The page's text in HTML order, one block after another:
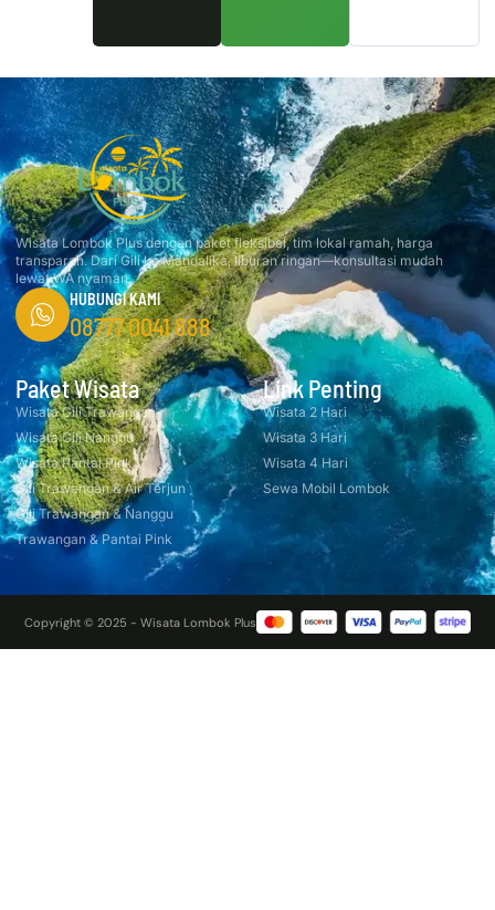
Wisata Lombok Plus dengan paket fleksibel, tim lokal ramah, harga
transparan. Dari Gili ke Mandalika, liburan ringan—konsultasi mudah
lewat WA nyaman.
HUBUNGI KAMI
08777 0041 888
Paket Wisata
Wisata Gili Trawangan
Wisata Gili Nanggu
Wisata Pantai Pink
Gili Trawangan & Air Terjun
Gili Trawangan & Nanggu
Trawangan & Pantai Pink
Link Penting
Wisata 2 Hari
Wisata 3 Hari
Wisata 4 Hari
Sewa Mobil Lombok
Copyright © 2025 - Wisata Lombok Plus